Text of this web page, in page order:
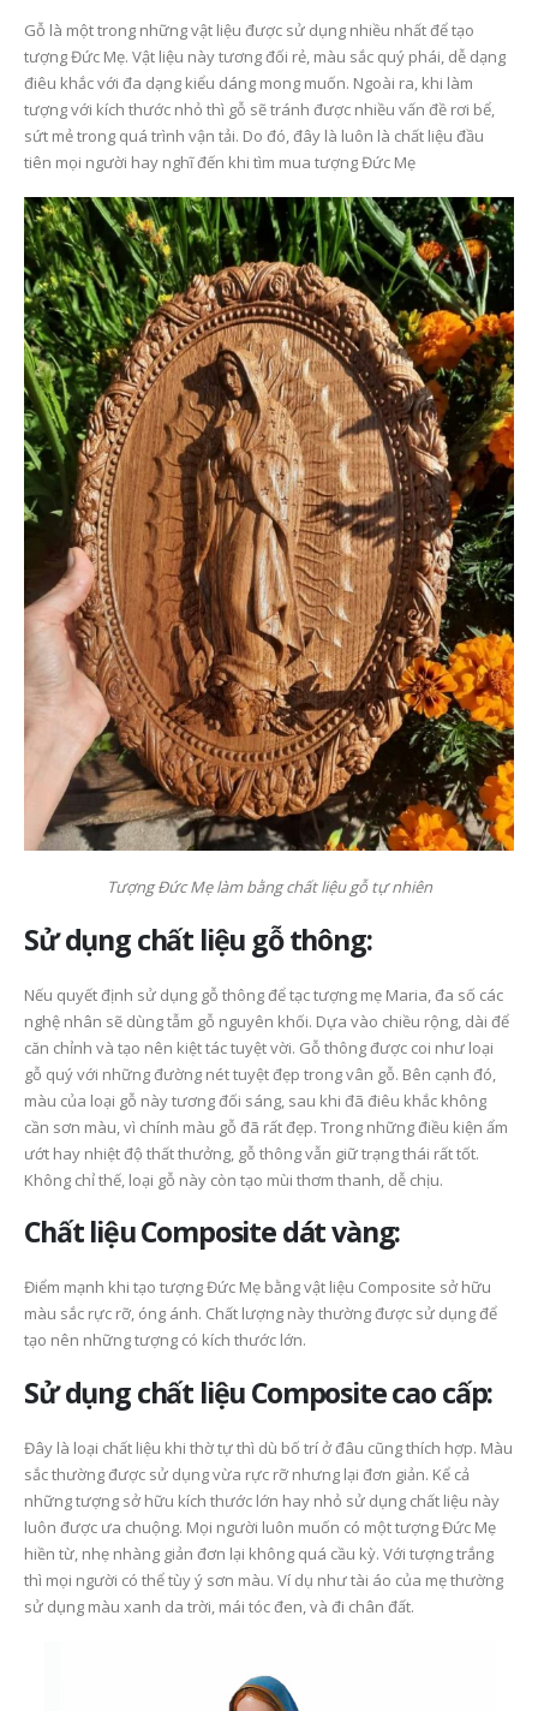
Gỗ là một trong những vật liệu được sử dụng nhiều nhất để tạo
tượng Đức Mẹ. Vật liệu này tương đối rẻ, màu sắc quý phái, dễ dạng
điêu khắc với đa dạng kiểu dáng mong muốn. Ngoài ra, khi làm
tượng với kích thước nhỏ thì gỗ sẽ tránh được nhiều vấn đề rơi bể,
sứt mẻ trong quá trình vận tải. Do đó, đây là luôn là chất liệu đầu
tiên mọi người hay nghĩ đến khi tìm mua tượng Đức Mẹ
Tượng Đức Mẹ làm bằng chất liệu gỗ tự nhiên
Sử dụng chất liệu gỗ thông:
Nếu quyết định sử dụng gỗ thông để tạc tượng mẹ Maria, đa số các
nghệ nhân sẽ dùng tẫm gỗ nguyên khối. Dựa vào chiều rộng, dài để
căn chỉnh và tạo nên kiệt tác tuyệt vời. Gỗ thông được coi như loại
gỗ quý với những đường nét tuyệt đẹp trong vân gỗ. Bên cạnh đó,
màu của loại gỗ này tương đối sáng, sau khi đã điêu khắc không
cần sơn màu, vì chính màu gỗ đã rất đẹp. Trong những điều kiện ẩm
ướt hay nhiệt độ thất thưởng, gỗ thông vẫn giữ trạng thái rất tốt.
Không chỉ thế, loại gỗ này còn tạo mùi thơm thanh, dễ chịu.
Chất liệu Composite dát vàng:
Điểm mạnh khi tạo tượng Đức Mẹ bằng vật liệu Composite sở hữu
màu sắc rực rỡ, óng ánh. Chất lượng này thường được sử dụng để
tạo nên những tượng có kích thước lớn.
Sử dụng chất liệu Composite cao cấp:
Đây là loại chất liệu khi thờ tự thì dù bố trí ở đâu cũng thích hợp. Màu
sắc thường được sử dụng vừa rực rỡ nhưng lại đơn giản. Kể cả
những tượng sở hữu kích thước lớn hay nhỏ sử dụng chất liệu này
luôn được ưa chuộng. Mọi người luôn muốn có một tượng Đức Mẹ
hiền từ, nhẹ nhàng giản đơn lại không quá cầu kỳ. Với tượng trắng
thì mọi người có thể tùy ý sơn màu. Ví dụ như tài áo của mẹ thường
sử dụng màu xanh da trời, mái tóc đen, và đi chân đất.